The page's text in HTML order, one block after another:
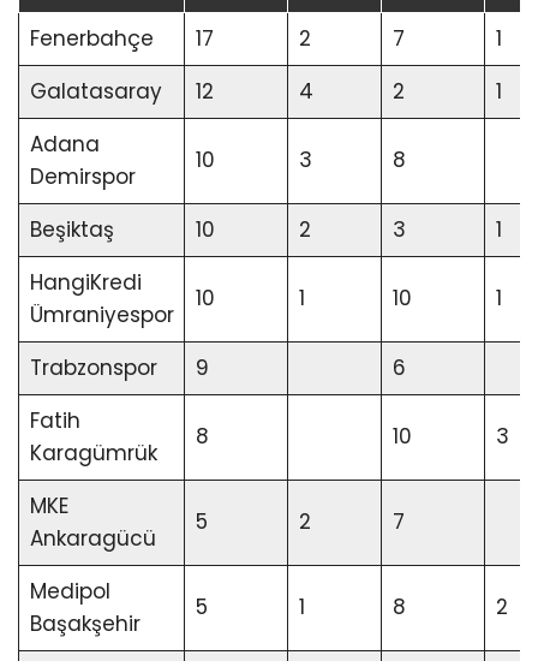
Fenerbahçe
17 2 7
1
Galatasaray
12 4 2
1
Adana
Demirspor
10 3 8
Beşiktaş 10 2 3
1
HangiKredi
Ümraniyespor
10 1 10 1
Trabzonspor 9
6
Fatih
Karagümrük
8 10 3
MKE
Ankaragücü
5 2 7
Medipol
Başakşehir
5 1 8 2